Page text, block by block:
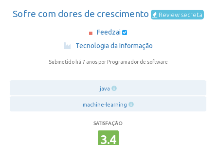
Sofre com dores de crescimento Review secreta
Feedzai
Tecnologia da Informação
Submetido há 7 anos por Programador de software
java
machine-learning
SATISFAÇÃO
3.4